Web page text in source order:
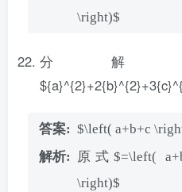
\right)$
分解
$\left( a+b+c
原式$=\left(
\right)$